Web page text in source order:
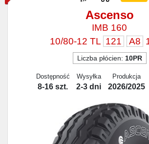
Ascenso
IMB 160
10/80-12 TL 121 A8
Liczba płócien: 10PR
Dostępność
8-16 szt.
Wysyłka
2-3 dni
Produkcja
2026/2025